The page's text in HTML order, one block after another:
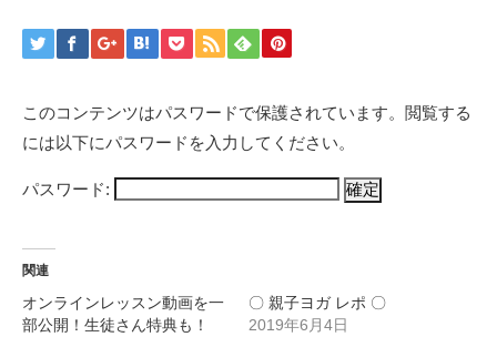
このコンテンツはパスワードで保護されています。閲覧する
には以下にパスワードを入力してください。
パスワード:
関連
オンラインレッスン動画を一
部公開！生徒さん特典も！
〇 親子ヨガ レポ 〇
2019年6月4日